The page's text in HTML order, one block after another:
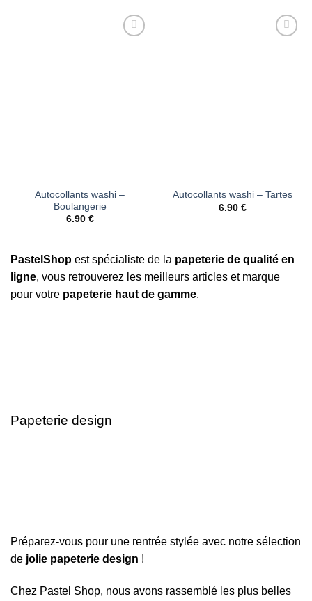
Autocollants washi –
Boulangerie
6.90 €
Autocollants washi – Tartes
6.90 €
PastelShop est spécialiste de la papeterie de qualité en
ligne, vous retrouverez les meilleurs articles et marque
pour votre papeterie haut de gamme.
Papeterie design
Préparez-vous pour une rentrée stylée avec notre sélection
de jolie papeterie design !
Chez Pastel Shop, nous avons rassemblé les plus belles